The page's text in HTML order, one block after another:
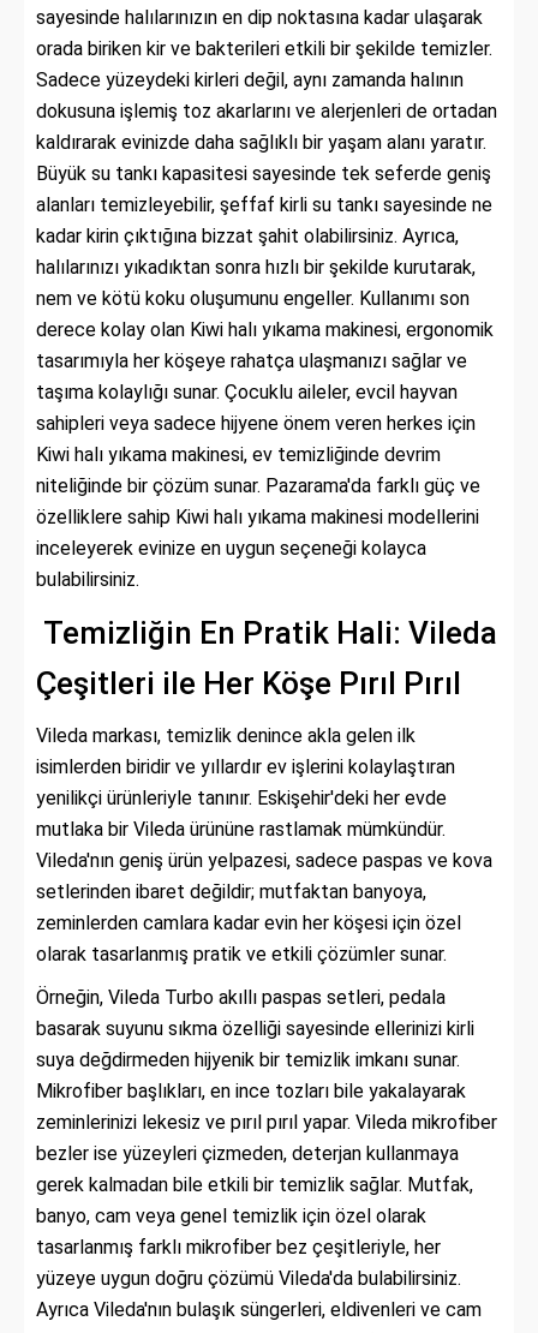
sayesinde halılarınızın en dip noktasına kadar ulaşarak
orada biriken kir ve bakterileri etkili bir şekilde temizler.
Sadece yüzeydeki kirleri değil, aynı zamanda halının
dokusuna işlemiş toz akarlarını ve alerjenleri de ortadan
kaldırarak evinizde daha sağlıklı bir yaşam alanı yaratır.
Büyük su tankı kapasitesi sayesinde tek seferde geniş
alanları temizleyebilir, şeffaf kirli su tankı sayesinde ne
kadar kirin çıktığına bizzat şahit olabilirsiniz. Ayrıca,
halılarınızı yıkadıktan sonra hızlı bir şekilde kurutarak,
nem ve kötü koku oluşumunu engeller. Kullanımı son
derece kolay olan Kiwi halı yıkama makinesi, ergonomik
tasarımıyla her köşeye rahatça ulaşmanızı sağlar ve
taşıma kolaylığı sunar. Çocuklu aileler, evcil hayvan
sahipleri veya sadece hijyene önem veren herkes için
Kiwi halı yıkama makinesi, ev temizliğinde devrim
niteliğinde bir çözüm sunar. Pazarama'da farklı güç ve
özelliklere sahip Kiwi halı yıkama makinesi modellerini
inceleyerek evinize en uygun seçeneği kolayca
bulabilirsiniz.
Temizliğin En Pratik Hali: Vileda
Çeşitleri ile Her Köşe Pırıl Pırıl
Vileda markası, temizlik denince akla gelen ilk
isimlerden biridir ve yıllardır ev işlerini kolaylaştıran
yenilikçi ürünleriyle tanınır. Eskişehir'deki her evde
mutlaka bir Vileda ürününe rastlamak mümkündür.
Vileda'nın geniş ürün yelpazesi, sadece paspas ve kova
setlerinden ibaret değildir; mutfaktan banyoya,
zeminlerden camlara kadar evin her köşesi için özel
olarak tasarlanmış pratik ve etkili çözümler sunar.
Örneğin, Vileda Turbo akıllı paspas setleri, pedala
basarak suyunu sıkma özelliği sayesinde ellerinizi kirli
suya değdirmeden hijyenik bir temizlik imkanı sunar.
Mikrofiber başlıkları, en ince tozları bile yakalayarak
zeminlerinizi lekesiz ve pırıl pırıl yapar. Vileda mikrofiber
bezler ise yüzeyleri çizmeden, deterjan kullanmaya
gerek kalmadan bile etkili bir temizlik sağlar. Mutfak,
banyo, cam veya genel temizlik için özel olarak
tasarlanmış farklı mikrofiber bez çeşitleriyle, her
yüzeye uygun doğru çözümü Vileda'da bulabilirsiniz.
Ayrıca Vileda'nın bulaşık süngerleri, eldivenleri ve cam